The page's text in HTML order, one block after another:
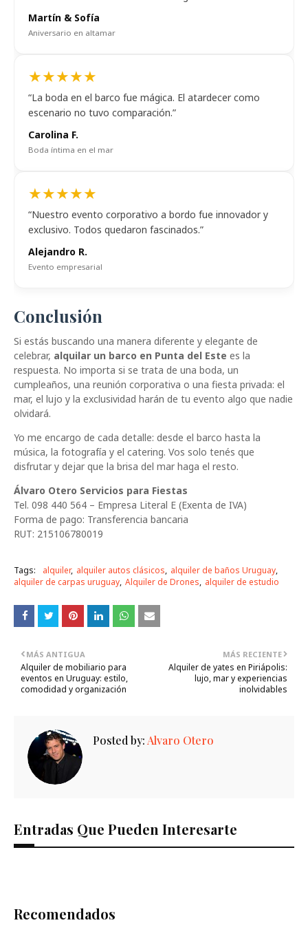
Martín & Sofía
Aniversario en altamar
★★★★★
“La boda en el barco fue mágica. El atardecer como
escenario no tuvo comparación.”
Carolina F.
Boda íntima en el mar
★★★★★
“Nuestro evento corporativo a bordo fue innovador y
exclusivo. Todos quedaron fascinados.”
Alejandro R.
Evento empresarial
Conclusión
Si estás buscando una manera diferente y elegante de
celebrar, alquilar un barco en Punta del Este es la
respuesta. No importa si se trata de una boda, un
cumpleaños, una reunión corporativa o una fiesta privada: el
mar, el lujo y la exclusividad harán de tu evento algo que nadie
olvidará.
Yo me encargo de cada detalle: desde el barco hasta la
música, la fotografía y el catering. Vos solo tenés que
disfrutar y dejar que la brisa del mar haga el resto.
Álvaro Otero Servicios para Fiestas
Tel. 098 440 564 – Empresa Literal E (Exenta de IVA)
Forma de pago: Transferencia bancaria
RUT: 215106780019
Tags: alquiler alquiler autos clásicos alquiler de baños Uruguay
alquiler de carpas uruguay Alquiler de Drones alquiler de estudio
MÁS RECIENTE
Alquiler de yates en Piriápolis:
lujo, mar y experiencias
inolvidables
MÁS ANTIGUA
Alquiler de mobiliario para
eventos en Uruguay: estilo,
comodidad y organización
Posted by: Alvaro Otero
Entradas Que Pueden Interesarte
Recomendados